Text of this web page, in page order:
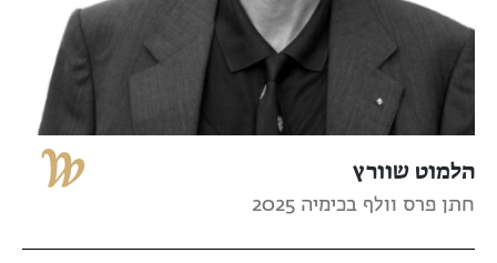
הלמוט שוורץ
חתן פרס וולף בכימיה 2025